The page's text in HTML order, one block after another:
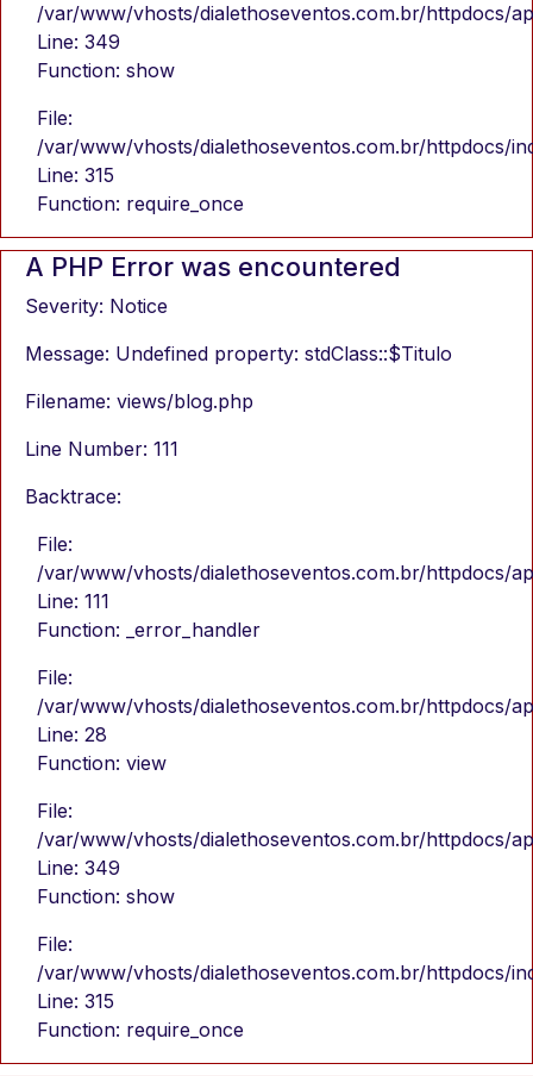
/var/www/vhosts/dialethoseventos.com.br/httpdocs/
Line: 349
Function: show
File:
/var/www/vhosts/dialethoseventos.com.br/httpdocs/
Line: 315
Function: require_once
A PHP Error was encountered
Severity: Notice
Message: Undefined property: stdClass::$Titulo
Filename: views/blog.php
Line Number: 111
Backtrace:
File:
/var/www/vhosts/dialethoseventos.com.br/httpdocs/
Line: 111
Function: _error_handler
File:
/var/www/vhosts/dialethoseventos.com.br/httpdocs/
Line: 28
Function: view
File:
/var/www/vhosts/dialethoseventos.com.br/httpdocs/
Line: 349
Function: show
File:
/var/www/vhosts/dialethoseventos.com.br/httpdocs/
Line: 315
Function: require_once